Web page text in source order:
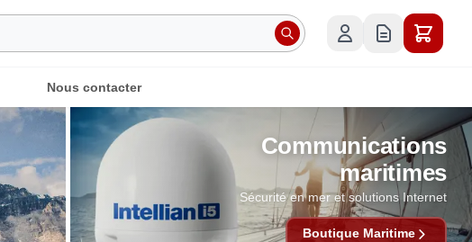
Nous contacter
Communications
maritimes
Sécurité en mer et solutions Internet
Boutique Maritime